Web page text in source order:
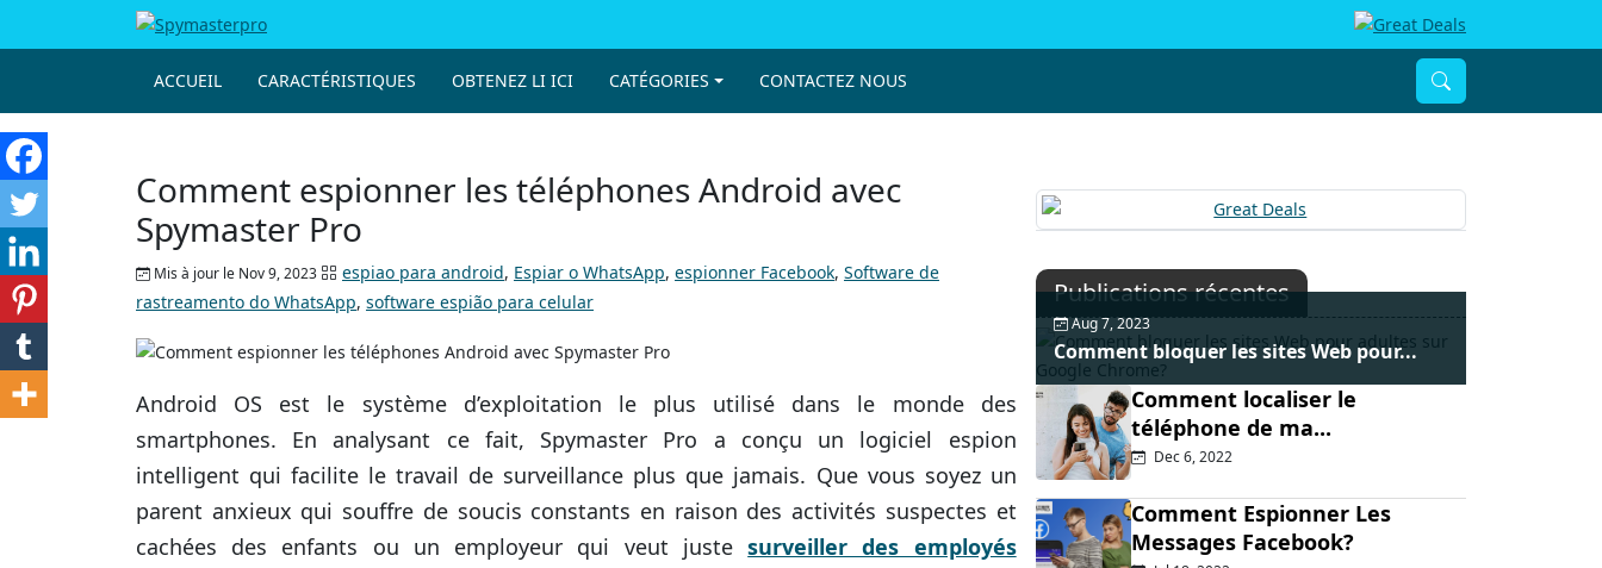
ACCUEIL CARACTÉRISTIQUES OBTENEZ LI ICI CATÉGORIES CONTACTEZ NOUS
Comment espionner les téléphones Android avec
Spymaster Pro
Mis à jour le Nov 9, 2023 espiao para android, Espiar o WhatsApp, espionner Facebook, Software de
rastreamento do WhatsApp, software espião para celular
Android OS est le système d’exploitation le plus utilisé dans le monde des
smartphones. En analysant ce fait, Spymaster Pro a conçu un logiciel espion
intelligent qui facilite le travail de surveillance plus que jamais. Que vous soyez un
parent anxieux qui souffre de soucis constants en raison des activités suspectes et
cachées des enfants ou un employeur qui veut justesurveiller des employés
Publications récentes
Aug 7, 2023
Comment bloquer les sites Web pour...
Comment localiser le
téléphone de ma...
Dec 6, 2022
Comment Espionner Les
Messages Facebook?